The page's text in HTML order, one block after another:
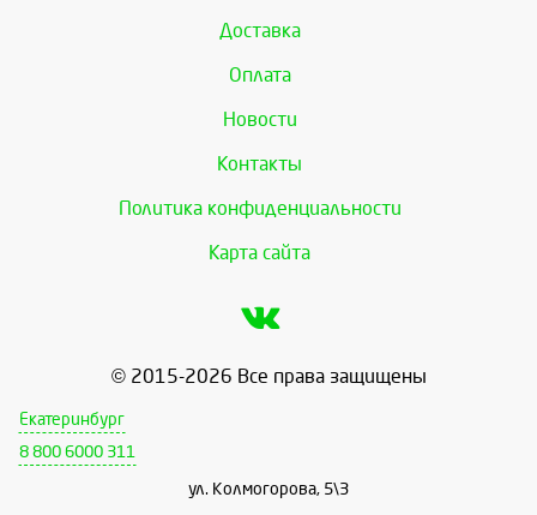
Доставка
Оплата
Новости
Контакты
Политика конфиденциальности
Карта сайта
© 2015-2026 Все права защищены
Екатеринбург
8 800 6000 311
ул. Колмогорова, 5\3